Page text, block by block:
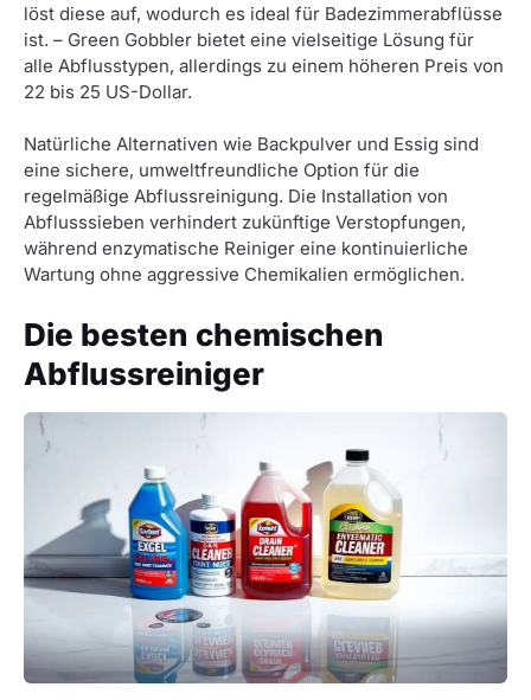
löst diese auf, wodurch es ideal für Badezimmerabflüsse
ist. – Green Gobbler bietet eine vielseitige Lösung für
alle Abflusstypen, allerdings zu einem höheren Preis von
22 bis 25 US-Dollar.
Natürliche Alternativen wie Backpulver und Essig sind
eine sichere, umweltfreundliche Option für die
regelmäßige Abflussreinigung. Die Installation von
Abflusssieben verhindert zukünftige Verstopfungen,
während enzymatische Reiniger eine kontinuierliche
Wartung ohne aggressive Chemikalien ermöglichen.
Die besten chemischen
Abflussreiniger